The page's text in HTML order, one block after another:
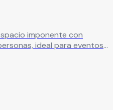
imponente con
ideal para eventos
para bodas, quince
y celebraciones